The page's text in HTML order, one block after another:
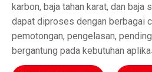
karbon, baja tahan karat, dan baja
dapat diproses dengan berbagai
pemotongan, pengelasan,
bergantung pada kebutuhan